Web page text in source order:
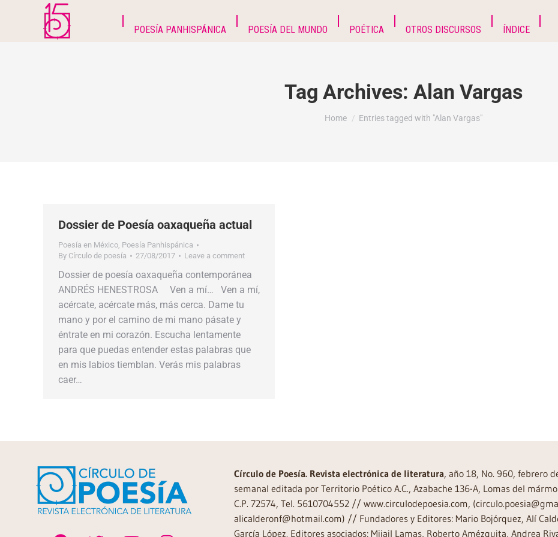
POESÍA PANHISPÁNICA POESÍA DEL MUNDO POÉTICA OTROS DISCURSOS ÍNDICE
Tag Archives: Alan Vargas
You are here:
Home Entries tagged with "Alan Vargas"
Dossier de Poesía oaxaqueña actual
Poesía en México, Poesía Panhispánica
By Círculo de poesía 27/08/2017 Leave a comment
Dossier de poesía oaxaqueña contemporánea
ANDRÉS HENESTROSA Ven a mí… Ven a mí,
acércate, acércate más, más cerca. Dame tu
mano y por el camino de mi mano pásate y
éntrate en mi corazón. Escucha lentamente
para que puedas entender estas palabras que
en mis labios tiemblan. Verás mis palabras
caer…
Círculo de Poesía. Revista electrónica de literatura, año 18, No. 960, febrero
semanal editada por Territorio Poético A.C., Azabache 136-A, Lomas del
C.P. 72574, Tel. 5610704552 // www.circulodepoesia.com,
alicalderonf@hotmail.com) // Fundadores y Editores: Mario Bojórquez, Alí
García López. Editores asociados: Mijail Lamas, Roberto Amézquita, Andrea